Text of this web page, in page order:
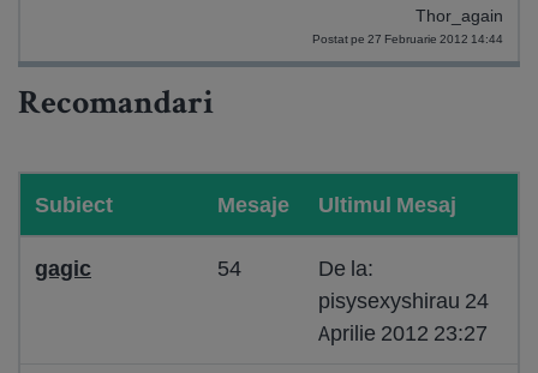
Thor_again
Postat pe 27 Februarie 2012 14:44
Recomandari
Subiect Mesaje Ultimul Mesaj
gagic 54
De la:
pisysexyshirau 24
Aprilie 2012 23:27